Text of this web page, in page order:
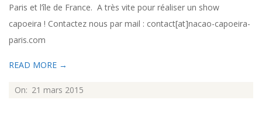
Paris et l’île de France. A très vite pour réaliser un show
capoeira ! Contactez nous par mail : contact[at]nacao-capoeira-
paris.com
READ MORE →
2015-
On: 21 mars 2015